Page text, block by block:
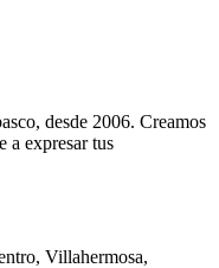
desde 2006. Creamos
a expresar tus
Villahermosa,